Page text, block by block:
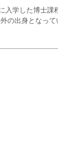
入学した博士課
の出身となって